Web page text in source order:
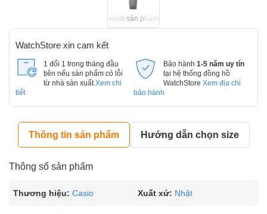
Hình sản phẩm
WatchStore xin cam kết
1 đổi 1 trong tháng đầu
tiên nếu sản phẩm có lỗi
từ nhà sản xuất. Xem chi
tiết
Bảo hành 1-5 năm uy tín
tại hệ thống đồng hồ
WatchStore Xem địa chỉ
bảo hành
Thông tin sản phẩm Hướng dẫn chọn size
Thông số sản phẩm
Thương hiệu: Casio Xuất xứ: Nhật